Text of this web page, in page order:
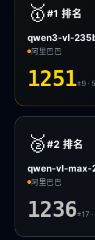
🥇 #1排名
qwen3-vl-
阿里巴巴
1251±9 ·
🥈 #2排名
qwen-vl-max-
阿里巴巴
1236±17